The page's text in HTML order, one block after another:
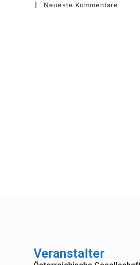
Neueste Kommentare
Veranstalter